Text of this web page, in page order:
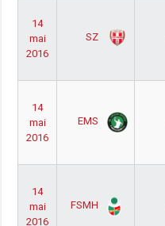
14
mai
2016
SZ
14
mai
2016
EMS
14
mai
2016
FSMH